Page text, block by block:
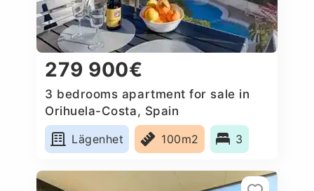
279 900€
3 bedrooms apartment for sale in
Orihuela-Costa, Spain
Lägenhet
100m2 3